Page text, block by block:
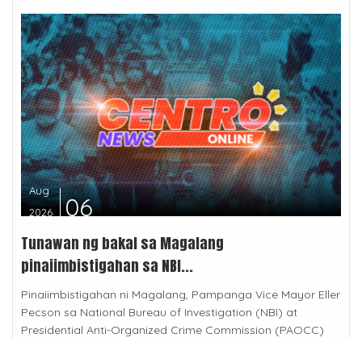
Aug
2026
06
Tunawan ng bakal sa Magalang
pinaiimbistigahan sa NBI...
Pinaiimbistigahan ni Magalang, Pampanga Vice Mayor Eller
Pecson sa National Bureau of Investigation (NBI) at
Presidential Anti-Organized Crime Commission (PAOCC)